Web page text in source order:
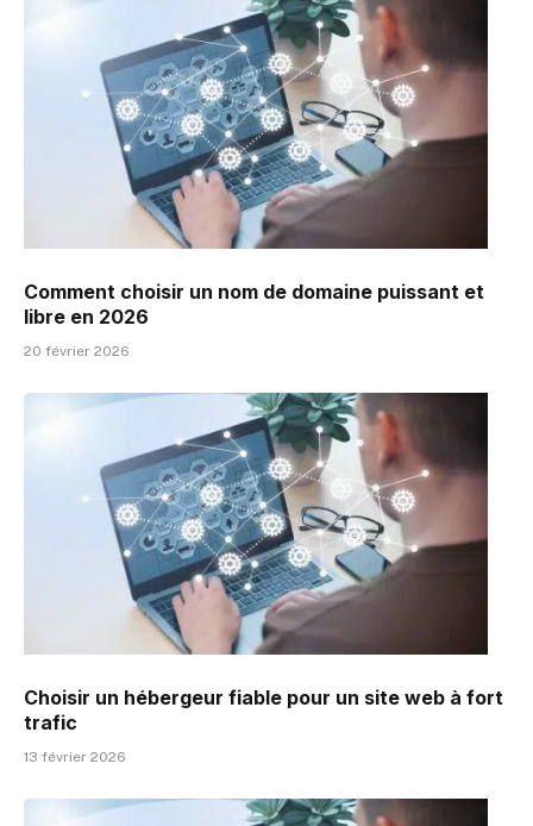
Comment choisir un nom de domaine puissant et
libre en 2026
20 février 2026
Choisir un hébergeur fiable pour un site web à fort
trafic
13 février 2026